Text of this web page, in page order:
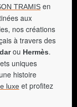
TRAMIS en
aux
nos créations
à travers des
ou Hermès.
uniques
histoire
luxe et profitez